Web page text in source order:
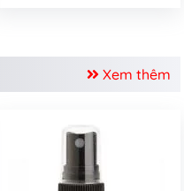
Xem thêm